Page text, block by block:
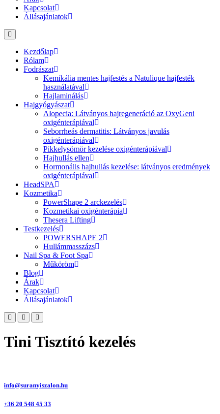
Kapcsolat
Állásajánlatok
Kezdőlap
Rólam
Fodrászat
Kemikália mentes hajfestés a Natulique hajfesték
használatával
Hajlaminálás
Hajgyógyászat
Alopecia: Látványos hajregeneráció az OxyGeni
oxigénterápiával
Seborrheás dermatitis: Látványos javulás
oxigénterápiával
Pikkelysömör kezelése oxigénterápiával
Hajhullás ellen
Hormonális hajhullás kezelése: látványos eredmények
oxigénterápiával
HeadSPA
Kozmetika
PowerShape 2 arckezelés
Kozmetikai oxigénterápia
Thesera Lifting
Testkezelés
POWERSHAPE 2
Hullámmasszázs
Nail Spa & Foot Spa
Műköröm
Blog
Árak
Kapcsolat
Állásajánlatok
Tini Tisztító kezelés
info@suranyiszalon.hu
+36 20 548 45 33